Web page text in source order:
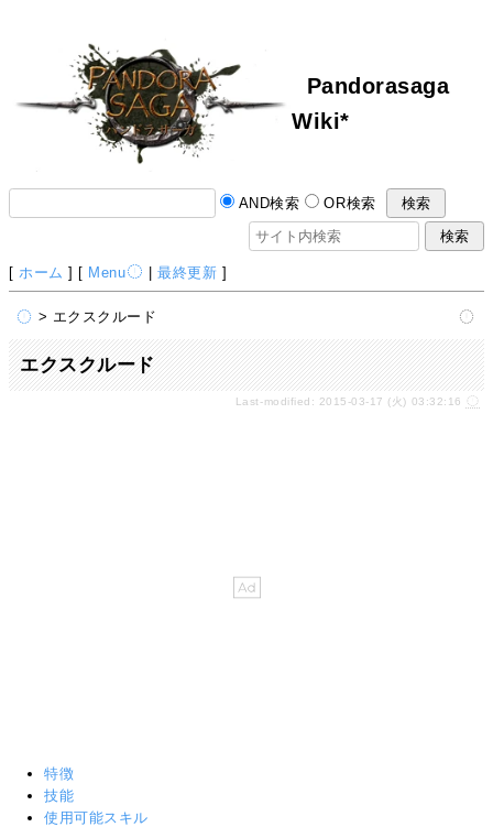
Pandorasaga
Wiki*
AND検索 OR検索
[ ホーム ] [ Menu |最終更新 ]
> エクスクルード
エクスクルード
Last-modified: 2015-03-17 (火) 03:32:16
特徴
技能
使用可能スキル